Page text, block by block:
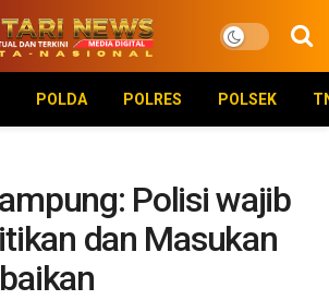
POLDA POLRES POLSEK
Polisi wajib
dan Masukan